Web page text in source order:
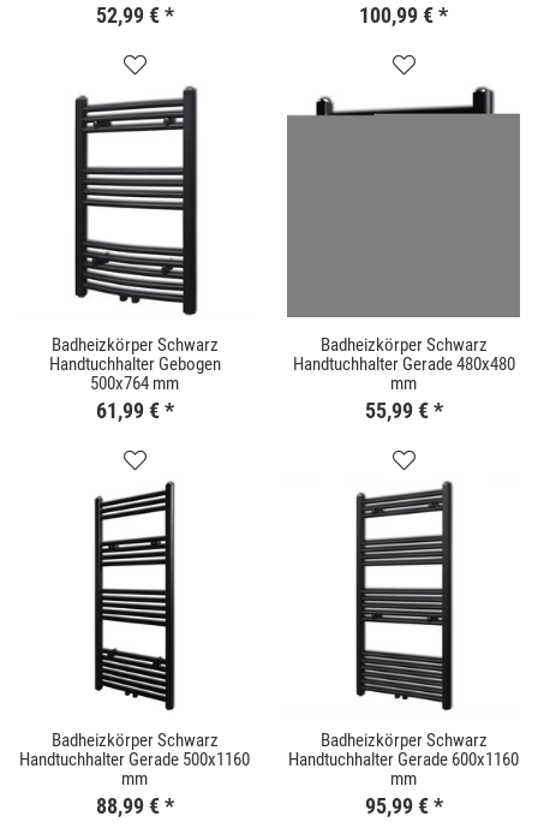
52,99 € * 100,99 €*
Badheizkörper Schwarz
Handtuchhalter Gebogen
500x764 mm
61,99 € *
Badheizkörper Schwarz
Handtuchhalter Gerade 480x480
mm
55,99 € *
Badheizkörper Schwarz
Handtuchhalter Gerade 500x1160
mm
88,99 € *
Badheizkörper Schwarz
Handtuchhalter Gerade 600x1160
mm
95,99 € *